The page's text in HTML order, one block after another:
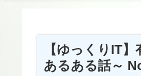
【ゆっくりIT
あるある話～